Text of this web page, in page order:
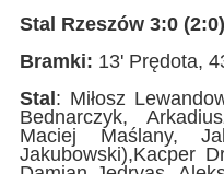
Stal Rzeszów 3:0
Bramki: 13' Prędota,
Stal: Miłosz
Bednarczyk,
Maciej Maślany,
Jakubowski),Kacper